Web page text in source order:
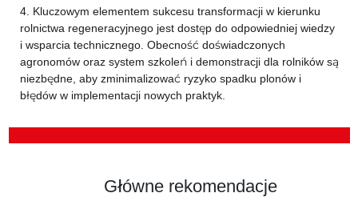
4. Kluczowym elementem sukcesu transformacji w kierunku
rolnictwa regeneracyjnego jest dostęp do odpowiedniej wiedzy
i wsparcia technicznego. Obecność doświadczonych
agronomów oraz system szkoleń i demonstracji dla rolników są
niezbędne, aby zminimalizować ryzyko spadku plonów i
błędów w implementacji nowych praktyk.
Główne rekomendacje